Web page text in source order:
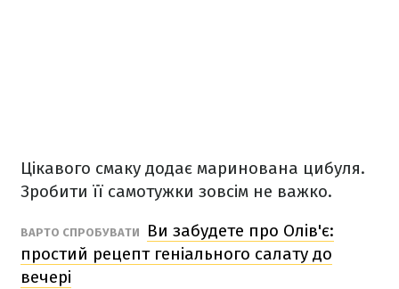
Цікавого смаку додає маринована цибуля.
Зробити її самотужки зовсім не важко.
ВАРТО СПРОБУВАТИ
Ви забудете про Олів'є:
простий рецепт геніального салату до
вечері